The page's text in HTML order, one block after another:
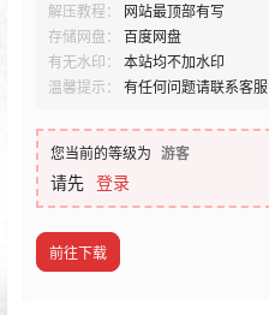
解压教程：
网站最顶部有写
存储网盘：
百度网盘
有无水印：
本站均不加水印
温馨提示：
有任何问题请联系客服
您当前的等级为 游客
请先 登录
前往下载